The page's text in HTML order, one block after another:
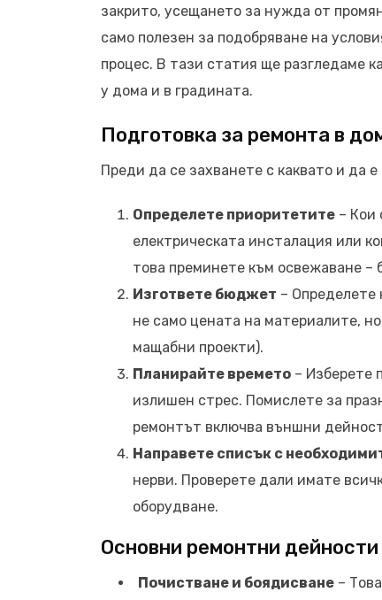
закрито, усещането за нужда от
само полезен за подобряване на
процес. В тази статия ще разгледаме
у дома и в градината.
Подготовка за ремонта в
Преди да се захванете с каквато и да
Определете приоритетите – Кои
електрическата инсталация или
това преминете към освежаване –
Изгответе бюджет – Определете
не само цената на материалите,
мащабни проекти).
Планирайте времето – Изберете
излишен стрес. Помислете за
ремонтът включва външни
Направете списък с
нерви. Проверете дали имате
оборудване.
Основни ремонтни
Почистване и боядисване –